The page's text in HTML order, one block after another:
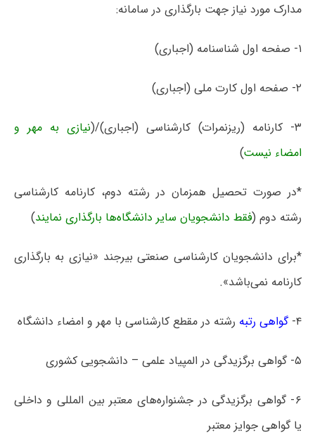
مدارک مورد نیاز جهت بارگذاری در سامانه:
۱- صفحه اول شناسنامه (اجباری)
۲- صفحه اول کارت ملی (اجباری)
۳- کارنامه (ریزنمرات) کارشناسی (اجباری)/(
نیازی به مهر و
امضاء نیست)
*در صورت تحصیل همزمان در رشته دوم، کارنامه کارشناسی
رشته دوم (فقط دانشجویان سایر دانشگاه‌ها بارگذاری نمایند)
*برای دانشجویان کارشناسی صنعتی بیرجند «نیازی به بارگذاری
کارنامه نمی‌باشد».
۴- گواهی رتبه رشته در مقطع کارشناسی با مهر و امضاء دانشگاه
۵- گواهی برگزیدگی در المپیاد علمی – دانشجویی کشوری
۶- گواهی برگزیدگی در جشنواره‌های معتبر بین المللی و داخلی
یا گواهی جوایز معتبر